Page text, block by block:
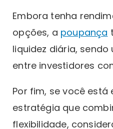
Embora tenha
opções, a poupança
liquidez diária,
entre investidores
Por fim, se você
estratégia que
flexibilidade,